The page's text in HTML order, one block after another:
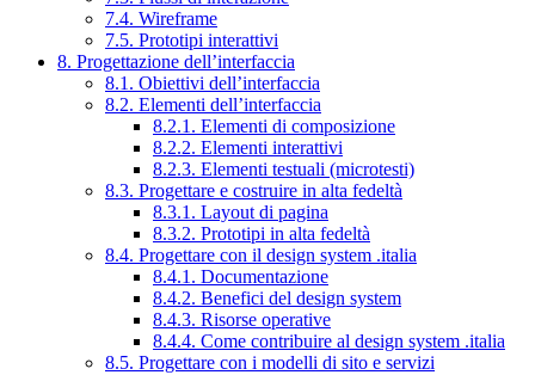
7.4. Wireframe
7.5. Prototipi interattivi
8. Progettazione dell’interfaccia
8.1. Obiettivi dell’interfaccia
8.2. Elementi dell’interfaccia
8.2.1. Elementi di composizione
8.2.2. Elementi interattivi
8.2.3. Elementi testuali (microtesti)
8.3. Progettare e costruire in alta fedeltà
8.3.1. Layout di pagina
8.3.2. Prototipi in alta fedeltà
8.4. Progettare con il design system .italia
8.4.1. Documentazione
8.4.2. Benefici del design system
8.4.3. Risorse operative
8.4.4. Come contribuire al design system .italia
8.5. Progettare con i modelli di sito e servizi